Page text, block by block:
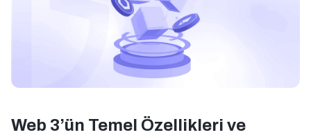
Web 3’ün Temel Özellikleri ve